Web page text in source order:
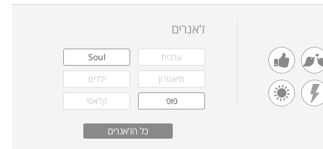
ז'אנרים
ערבית
Soul
תיאטרון
ילדים
פופ
קלאסי
רוק
ישראלי
כל הז'אנרים